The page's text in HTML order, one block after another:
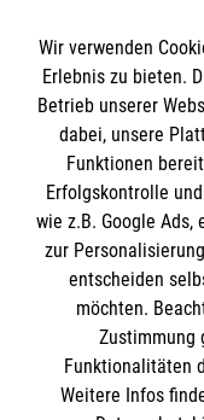
Empfänger:
IBAN: DE10 3706
BIC: GENODED
Wir verwenden
Erlebnis zu bieten.
Betrieb unserer
dabei, unsere
Funktionen
Erfolgskontrolle
wie z.B. Google Ads,
zur
entscheiden
möchten.
Zustimmung
Funktionalitäten
Weitere Infos